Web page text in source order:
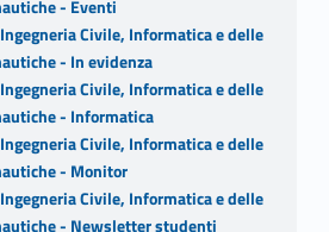
- Eventi
Civile, Informatica e delle
- In evidenza
Civile, Informatica e delle
- Informatica
Civile, Informatica e delle
- Monitor
Civile, Informatica e delle
- Newsletter studenti